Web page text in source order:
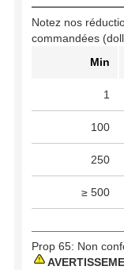
Notez nos
commandées
Min
1
100
250
≥ 500
Prop 65: Non